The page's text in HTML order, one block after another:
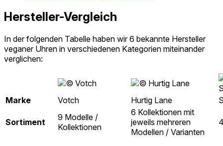
Hersteller-Vergleich
In der folgenden Tabelle haben wir 6 bekannte Hersteller
veganer Uhren in verschiedenen Kategorien miteinander
verglichen:
Marke Votch Hurtig Lane
Sortiment
9 Modelle /
Kollektionen
6 Kollektionen mit
jeweils mehreren
Modellen / Varianten